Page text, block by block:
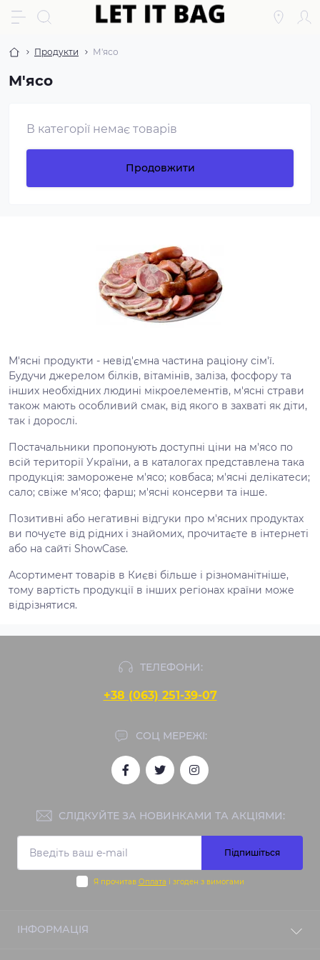
Продукти М'ясо
М'ясо
В категорії немає товарів
Продовжити
М'ясні продукти - невід'ємна частина раціону сім'ї.
Будучи джерелом білків, вітамінів, заліза, фосфору та
інших необхідних людині мікроелементів, м'ясні страви
також мають особливий смак, від якого в захваті як діти,
так і дорослі.
Постачальники пропонують доступні ціни на м'ясо по
всій території України, а в каталогах представлена ​​така
продукція: заморожене м'ясо; ковбаса; м'ясні делікатеси;
сало; свіже м'ясо; фарш; м'ясні консерви та інше.
Позитивні або негативні відгуки про м'ясних продуктах
ви почуєте від рідних і знайомих, прочитаєте в інтернеті
або на сайті ShowCase.
Асортимент товарів в Києві більше і різноманітніше,
тому вартість продукції в інших регіонах країни може
відрізнятися.
ТЕЛЕФОНИ:
+38 (063) 251-39-07
СОЦ МЕРЕЖІ:
СЛІДКУЙТЕ ЗА НОВИНКАМИ ТА АКЦІЯМИ:
Підпишіться
Я прочитав Оплата і згоден з вимогами
ІНФОРМАЦІЯ